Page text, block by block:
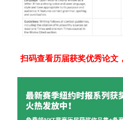
扫码查看历届获奖优秀论文